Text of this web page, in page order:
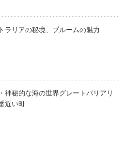
ラリアの秘境、ブルームの魅力
神秘的な海の世界グレートバリアリ
近い町